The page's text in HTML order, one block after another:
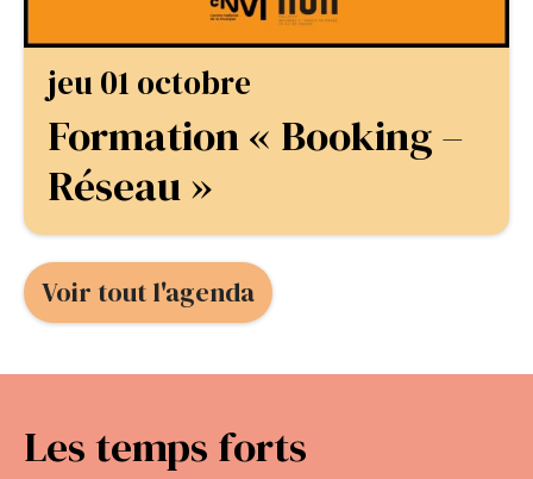
jeu 01 octobre
Formation « Booking –
Réseau »
Voir tout l'agenda
Les temps forts